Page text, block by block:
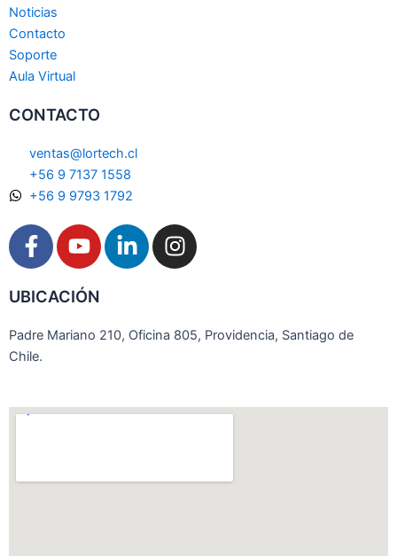
Noticias
Contacto
Soporte
Aula Virtual
CONTACTO
ventas@lortech.cl
+56 9 7137 1558
+56 9 9793 1792
F
a
e
o
o
-
Y
o
t
b
L
i
d
-
I
n
g
m
UBICACIÓN
Padre Mariano 210, Oficina 805, Providencia, Santiago de
Chile.